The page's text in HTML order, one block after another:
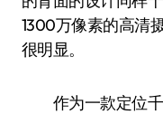
1300万像素的高清
很明显。
作为一款定位千